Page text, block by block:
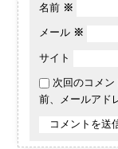
名前 ※
メール ※
サイト
次回のコメン
前、メールアド